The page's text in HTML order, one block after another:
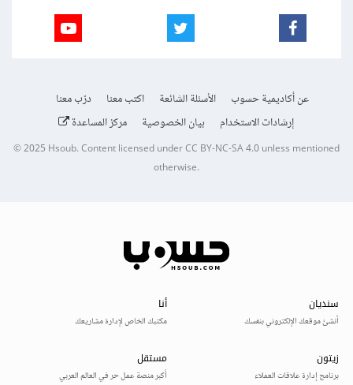
عن أكاديمية حسوب الأسئلة الشائعة اكتب معنا
درّب معنا
إرشادات الاستخدام
بيان الخصوصية مركز المساعدة
© 2025Hsoub.Content licensed underCC BY-NC-SA 4.0unless mentioned
otherwise.